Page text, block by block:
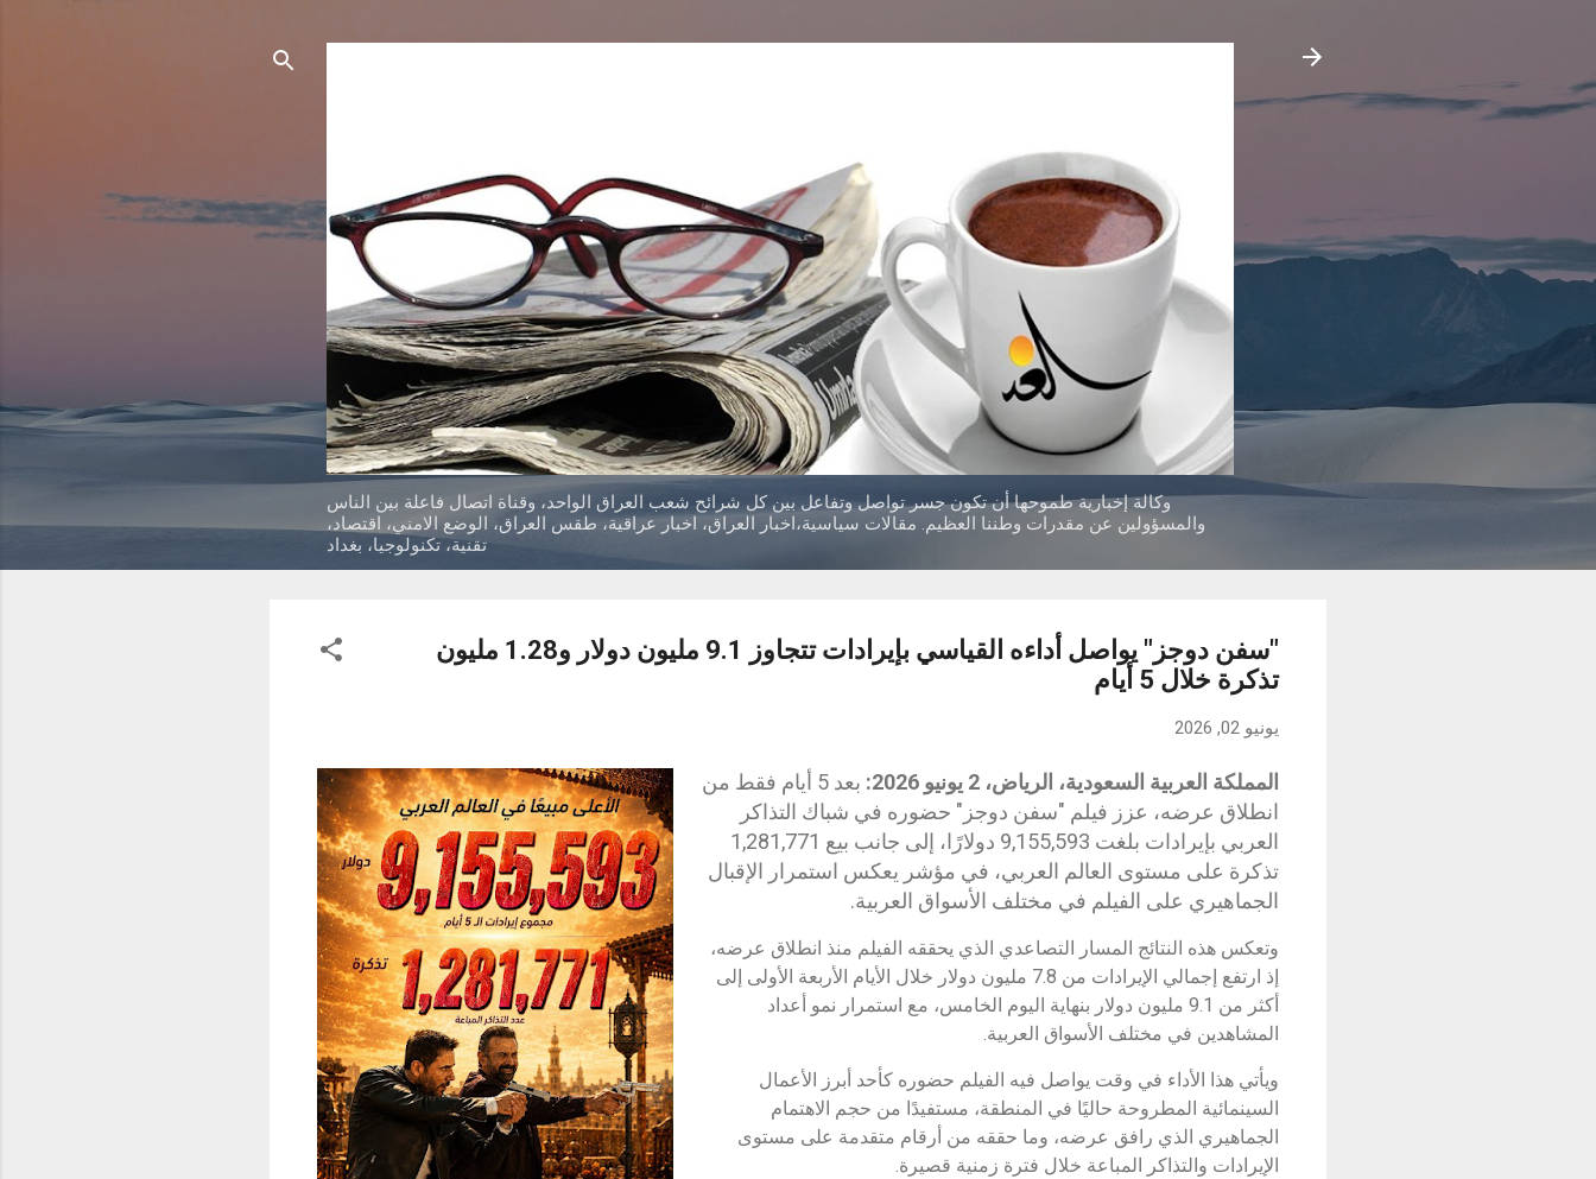
وكالة إخبارية طموحها أن تكون جسر تواصل وتفاعل بين كل شرائح شعب العراق الواحد، وقناة اتصال فاعلة بين الناس
والمسؤولين عن مقدرات وطننا العظيم. مقالات سياسية،اخبار العراق، اخبار عراقية، طقس العراق، الوضع الامني، اقتصاد،
تقنية، تكنولوجيا، بغداد
"سفن دوجز" يواصل أداءه القياسي بإيرادات تتجاوز 9.1 مليون دولار و1.28 مليون
تذكرة خلال 5 أيام
يونيو 02, 2026
المملكة العربية السعودية، الرياض، 2 يونيو 2026:
بعد 5 أيام فقط من
انطلاق عرضه، عزز فيلم "سفن دوجز" حضوره في شباك التذاكر
العربي بإيرادات بلغت 9,155,593 دولارًا، إلى جانب بيع 1,281,771
تذكرة على مستوى العالم العربي، في مؤشر يعكس استمرار الإقبال
الجماهيري على الفيلم في مختلف الأسواق العربية.
وتعكس هذه النتائج المسار التصاعدي الذي يحققه الفيلم منذ انطلاق عرضه،
إذ ارتفع إجمالي الإيرادات من 7.8 مليون دولار خلال الأيام الأربعة الأولى إلى
أكثر من 9.1 مليون دولار بنهاية اليوم الخامس، مع استمرار نمو أعداد
المشاهدين في مختلف الأسواق العربية.
ويأتي هذا الأداء في وقت يواصل فيه الفيلم حضوره كأحد أبرز الأعمال
السينمائية المطروحة حاليًا في المنطقة، مستفيدًا من حجم الاهتمام
الجماهيري الذي رافق عرضه، وما حققه من أرقام متقدمة على مستوى
الإيرادات والتذاكر المباعة خلال فترة زمنية قصيرة.